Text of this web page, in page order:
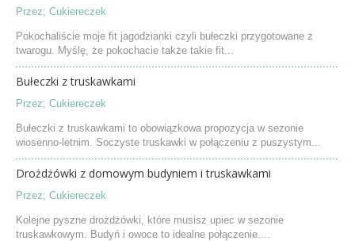
Przez; Cukiereczek
Pokochaliście moje fit jagodzianki czyli bułeczki przygotowane z
twarogu. Myślę, że pokochacie także takie fit...
Bułeczki z truskawkami
Przez; Cukiereczek
Bułeczki z truskawkami to obowiązkowa propozycja w sezonie
wiosenno-letnim. Soczyste truskawki w połączeniu z puszystym...
Drożdżówki z domowym budyniem i truskawkami
Przez; Cukiereczek
Kolejne pyszne drożdżówki, które musisz upiec w sezonie
truskawkowym. Budyń i owoce to idealne połączenie....